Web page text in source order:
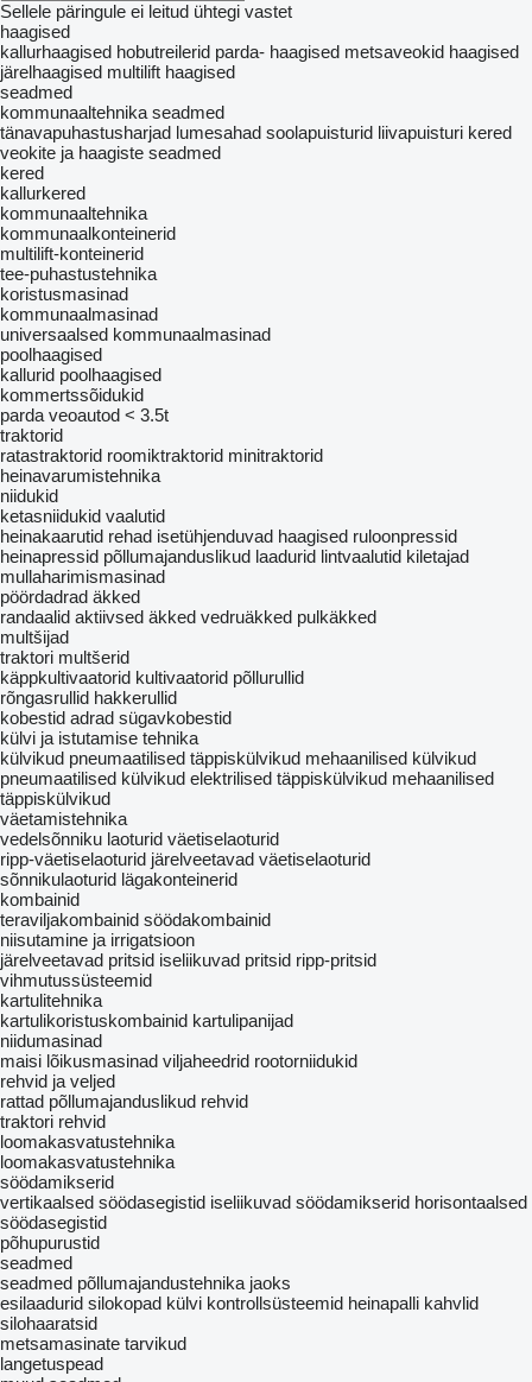
Sellele päringule ei leitud ühtegi vastet
haagised
kallurhaagised hobutreilerid parda- haagised metsaveokid haagised
järelhaagised multilift haagised
seadmed
kommunaaltehnika seadmed
tänavapuhastusharjad lumesahad soolapuisturid liivapuisturi kered
veokite ja haagiste seadmed
kered
kallurkered
kommunaaltehnika
kommunaalkonteinerid
multilift-konteinerid
tee-puhastustehnika
koristusmasinad
kommunaalmasinad
universaalsed kommunaalmasinad
poolhaagised
kallurid poolhaagised
kommertssõidukid
parda veoautod < 3.5t
traktorid
ratastraktorid roomiktraktorid minitraktorid
heinavarumistehnika
niidukid
ketasniidukid vaalutid
heinakaarutid rehad isetühjenduvad haagised ruloonpressid
heinapressid põllumajanduslikud laadurid lintvaalutid kiletajad
mullaharimismasinad
pöördadrad äkked
randaalid aktiivsed äkked vedruäkked pulkäkked
multšijad
traktori multšerid
käppkultivaatorid kultivaatorid põllurullid
rõngasrullid hakkerullid
kobestid adrad sügavkobestid
külvi ja istutamise tehnika
külvikud pneumaatilised täppiskülvikud mehaanilised külvikud
pneumaatilised külvikud elektrilised täppiskülvikud mehaanilised
täppiskülvikud
väetamistehnika
vedelsõnniku laoturid väetiselaoturid
ripp-väetiselaoturid järelveetavad väetiselaoturid
sõnnikulaoturid lägakonteinerid
kombainid
teraviljakombainid söödakombainid
niisutamine ja irrigatsioon
järelveetavad pritsid iseliikuvad pritsid ripp-pritsid
vihmutussüsteemid
kartulitehnika
kartulikoristuskombainid kartulipanijad
niidumasinad
maisi lõikusmasinad viljaheedrid rootorniidukid
rehvid ja veljed
rattad põllumajanduslikud rehvid
traktori rehvid
loomakasvatustehnika
loomakasvatustehnika
söödamikserid
vertikaalsed söödasegistid iseliikuvad söödamikserid horisontaalsed
söödasegistid
põhupurustid
seadmed
seadmed põllumajandustehnika jaoks
esilaadurid silokopad külvi kontrollsüsteemid heinapalli kahvlid
silohaaratsid
metsamasinate tarvikud
langetuspead